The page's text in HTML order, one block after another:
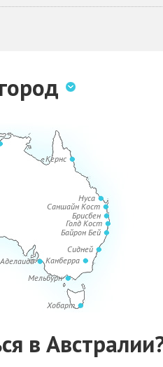
Сидней
Аделаида
Байрон Бей
Брисбен
Голд Кост
Канберра
Кернс
Мельбурн
Саншайн Кост
Хобарт
Нуса
в